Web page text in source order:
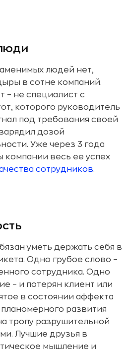
людей нет,
в сотне компаний.
– не специалист с
которого руководитель
под требования своей
дозой
Уже через 3 года
компании весь ее успех
сотрудников.
уметь держать себя в
Одно грубое слово –
сотрудника. Одно
– и потерян клиент или
в состоянии аффекта
развития
тропу разрушительной
Лучшие друзья в
мышление и